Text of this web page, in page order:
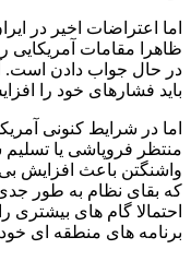
اما اعتراضات اخیر در
ظاهرا مقامات آمریکایی
در حال جواب دادن است.
باید فشارهای خود را
اما در شرایط کنونی
منتظر فروپاشی یا تسلیم
واشنگتن باعث افزایش بی
که بقای نظام به طور
احتمالا گام های بیشتری
برنامه های منطقه ای